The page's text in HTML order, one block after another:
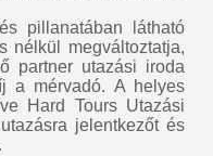
pillanatában látható
nélkül megváltoztatja,
partner utazási iroda
a mérvadó. A helyes
Hard Tours Utazási
jelentkezőt és